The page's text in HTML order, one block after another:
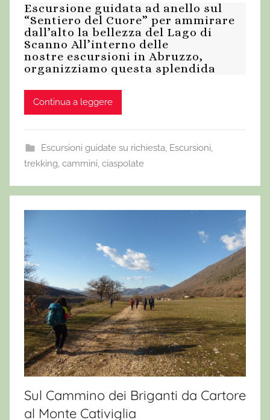
Escursione guidata ad anello sul
“Sentiero del Cuore” per ammirare
dall’alto la bellezza del Lago di
Scanno All’interno delle
nostre escursioni in Abruzzo,
organizziamo questa splendida
Continua a leggere
Escursioni guidate su richiesta Escursioni,
trekking, cammini, ciaspolate
Sul Cammino dei Briganti da Cartore
al Monte Cativiglia